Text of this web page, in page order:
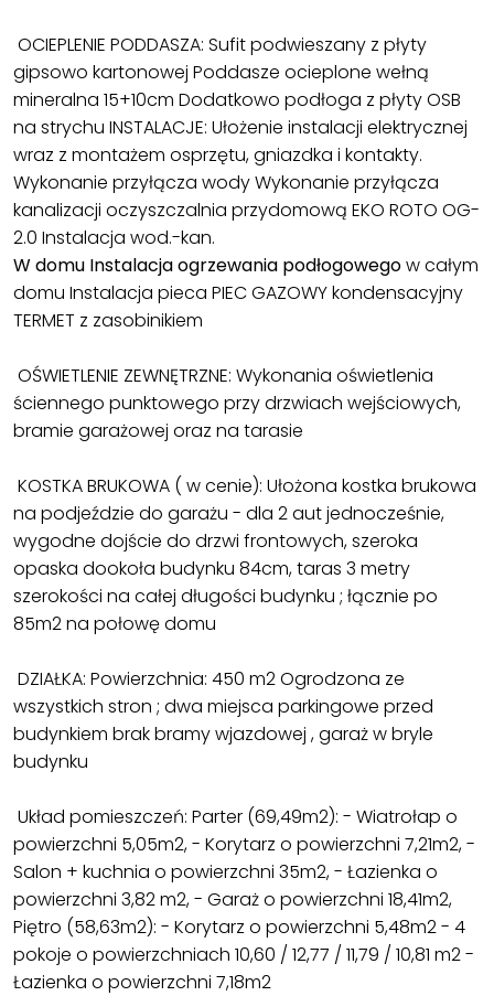
OCIEPLENIE PODDASZA: Sufit podwieszany z płyty
gipsowo kartonowej Poddasze ocieplone wełną
mineralna 15+10cm Dodatkowo podłoga z płyty OSB
na strychu INSTALACJE: Ułożenie instalacji elektrycznej
wraz z montażem osprzętu, gniazdka i kontakty.
Wykonanie przyłącza wody Wykonanie przyłącza
kanalizacji oczyszczalnia przydomową EKO ROTO OG-
2.0 Instalacja wod.-kan.
W domu Instalacja ogrzewania podłogowegow całym
domu Instalacja pieca PIEC GAZOWY kondensacyjny
TERMET z zasobinikiem
OŚWIETLENIE ZEWNĘTRZNE: Wykonania oświetlenia
ściennego punktowego przy drzwiach wejściowych,
bramie garażowej oraz na tarasie
KOSTKA BRUKOWA ( w cenie): Ułożona kostka brukowa
na podjeździe do garażu - dla 2 aut jednocześnie,
wygodne dojście do drzwi frontowych, szeroka
opaska dookoła budynku 84cm, taras 3 metry
szerokości na całej długości budynku ; łącznie po
85m2 na połowę domu
DZIAŁKA: Powierzchnia: 450 m2 Ogrodzona ze
wszystkich stron ; dwa miejsca parkingowe przed
budynkiem brak bramy wjazdowej , garaż w bryle
budynku
Układ pomieszczeń: Parter (69,49m2): - Wiatrołap o
powierzchni 5,05m2, - Korytarz o powierzchni 7,21m2, -
Salon + kuchnia o powierzchni 35m2, - Łazienka o
powierzchni 3,82 m2, - Garaż o powierzchni 18,41m2,
Piętro (58,63m2): - Korytarz o powierzchni 5,48m2 - 4
pokoje o powierzchniach 10,60 / 12,77 / 11,79 / 10,81 m2 -
Łazienka o powierzchni 7,18m2